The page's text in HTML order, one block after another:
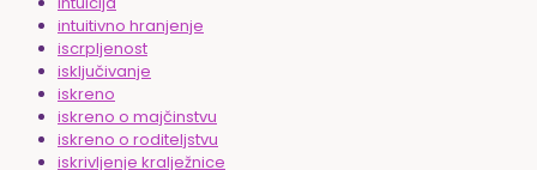
intuitivno hranjenje
iscrpljenost
isključivanje
iskreno
iskreno o majčinstvu
iskreno o roditeljstvu
iskrivljenje kralježnice